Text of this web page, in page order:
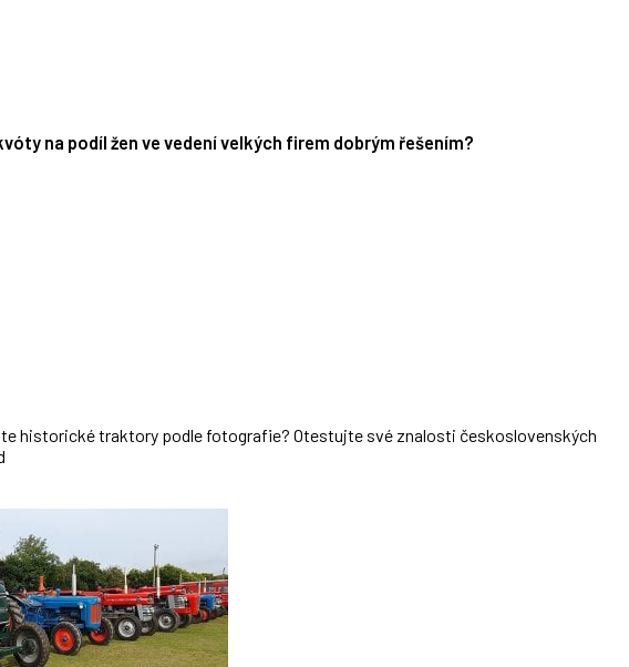
na podíl žen ve vedení velkých firem dobrým řešením?
historické traktory podle fotografie? Otestujte své znalosti československých